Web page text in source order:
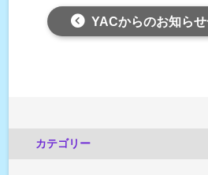
YACからのお知ら
カテゴリー